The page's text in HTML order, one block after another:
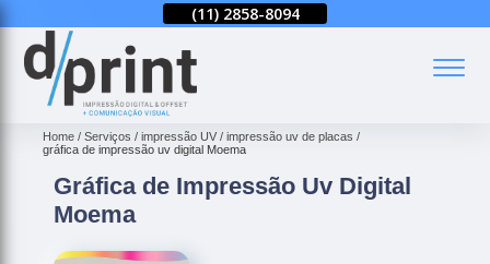
(11) 2858-8094 (11)
Home Serviços impressão UV
impressão uv de placas
gráfica de impressão uv digital Moema
Gráfica de Impressão Uv Digital
Moema